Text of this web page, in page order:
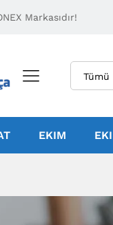
Markasıdır!
Tümü
EKIM